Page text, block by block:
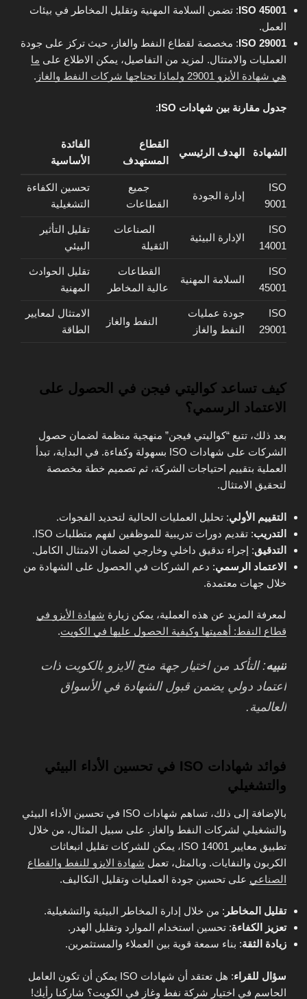
ISO 45001: تضمن السلامة المهنية وتقليل المخاطر في بيئات
العمل.
ISO 29001: مخصصة لقطاع النفط والغاز، حيث تركز على جودة
العمليات والامتثال. لمزيد من التفاصيل، يمكن الاطلاع على ما
هي شهادة الأيزو 29001 ولماذا تحتاجها شركات النفط والغاز
.
جدول مقارنة بين شهادات ISO :
الشهادة الهدف الرئيسي
القطاع
المستهدف
الفائدة
الأساسية
ISO
9001
إدارة الجودة
جميع
القطاعات
تحسين الكفاءة
التشغيلية
ISO
14001
الإدارة البيئية
الصناعات
الثقيلة
تقليل التأثير
البيئي
ISO
45001
السلامة المهنية
القطاعات
عالية المخاطر
تقليل الحوادث
المهنية
ISO
29001
جودة عمليات
النفط والغاز
النفط والغاز
الامتثال لمعايير
الطاقة
كيف تساعد كواليتي فيجن في الحصول على
الاعتماد الرسمي؟
بعد ذلك، تتبع “كواليتي فيجن” منهجية منظمة لضمان حصول
الشركات على شهادات ISO بسهولة وكفاءة. في البداية، تبدأ
العملية بتقييم احتياجات الشركة، ثم تصميم خطة مخصصة
لتحقيق الامتثال.
التقييم الأولي: تحليل العمليات الحالية لتحديد الفجوات.
التدريب: تقديم دورات تدريبية للموظفين لفهم متطلبات ISO.
التدقيق: إجراء تدقيق داخلي وخارجي لضمان الامتثال الكامل.
الاعتماد الرسمي: دعم الشركات في الحصول على الشهادة من
خلال جهات معتمدة.
لمعرفة المزيد عن هذه العملية، يمكن زيارة شهادة الأيزو في
قطاع النفط: أهميتها وكيفية الحصول عليها في الكويت.
تنبيه: التأكد من اختيار جهة منح الايزو بالكويت ذات
اعتماد دولي يضمن قبول الشهادة في الأسواق
العالمية.
فوائد شهادات ISO في تحسين الأداء البيئي
والتشغيلي
بالإضافة إلى ذلك، تساهم شهادات ISO في تحسين الأداء البيئي
والتشغيلي لشركات النفط والغاز. على سبيل المثال، من خلال
تطبيق معايير ISO 14001، يمكن للشركات تقليل انبعاثات
الكربون والنفايات. وبالمثل، تعمل شهادة الايزو للنفط والقطاع
الصناعي على تحسين جودة العمليات وتقليل التكاليف.
تقليل المخاطر : من خلال إدارة المخاطر البيئية والتشغيلية.
تعزيز الكفاءة: تحسين استخدام الموارد وتقليل الهدر.
زيادة الثقة: بناء سمعة قوية بين العملاء والمستثمرين.
سؤال للقراء
: هل تعتقد أن شهادات ISO يمكن أن تكون العامل
الحاسم في اختيار شركة نفط وغاز في الكويت؟ شاركنا رأيك!